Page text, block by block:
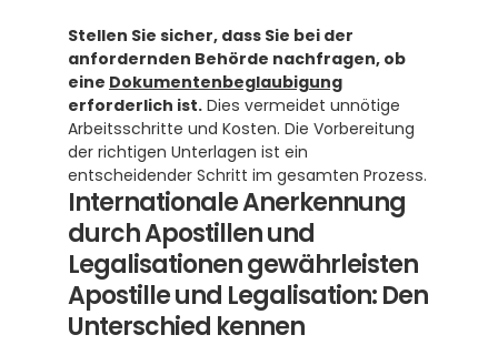
Stellen Sie sicher, dass Sie bei der
anfordernden Behörde nachfragen, ob
eine Dokumentenbeglaubigung
erforderlich ist. Dies vermeidet unnötige
Arbeitsschritte und Kosten. Die Vorbereitung
der richtigen Unterlagen ist ein
entscheidender Schritt im gesamten Prozess.
Internationale Anerkennung
durch Apostillen und
Legalisationen gewährleisten
Apostille und Legalisation: Den
Unterschied kennen